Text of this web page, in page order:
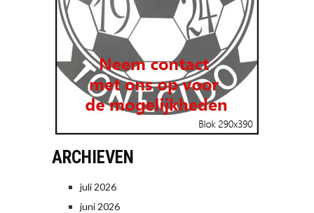
ARCHIEVEN
juli 2026
juni 2026